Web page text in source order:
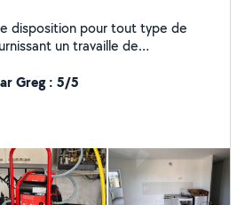
disposition pour tout type de
un travaille de
Greg : 5/5